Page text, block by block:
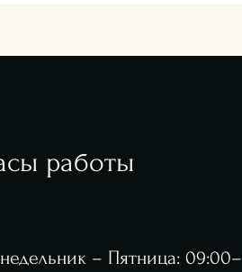
работы
– Пятница: 09:00–